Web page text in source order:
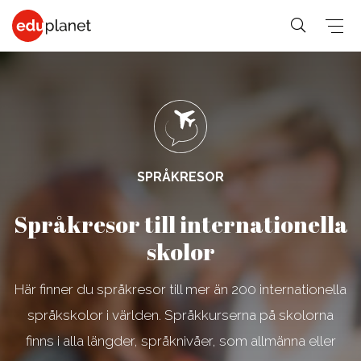
Human
Resources
Design, Art,
Architecture
Graphic
Medicin,
PreMed
Psychology,
Social
Science,
Education,
SPRÅKRESOR
Allmänna &
Språkresor
för 30+
för 50+
Språkkurser
för arbetet
PreMed-kurs
sitter du
med din
lärare och
klass online.
SPRÅKRESOR
Språkresor till internationella
skolor
Här finner du språkresor till mer än 200 internationella
språkskolor i världen. Språkkurserna på skolorna
finns i alla längder, språknivåer, som allmänna eller